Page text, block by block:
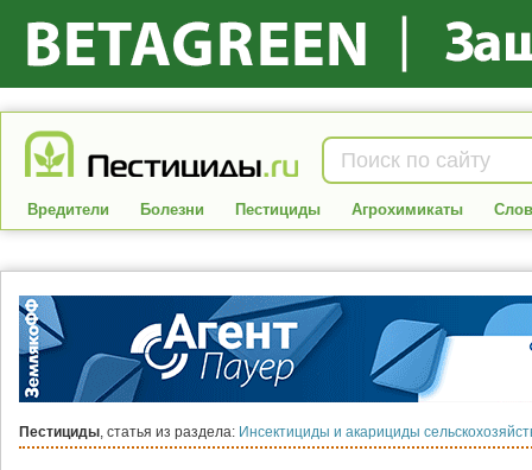
Вредители Болезни Пестициды Агрохимикаты
Пестициды, статья из раздела: Инсектициды и акарициды